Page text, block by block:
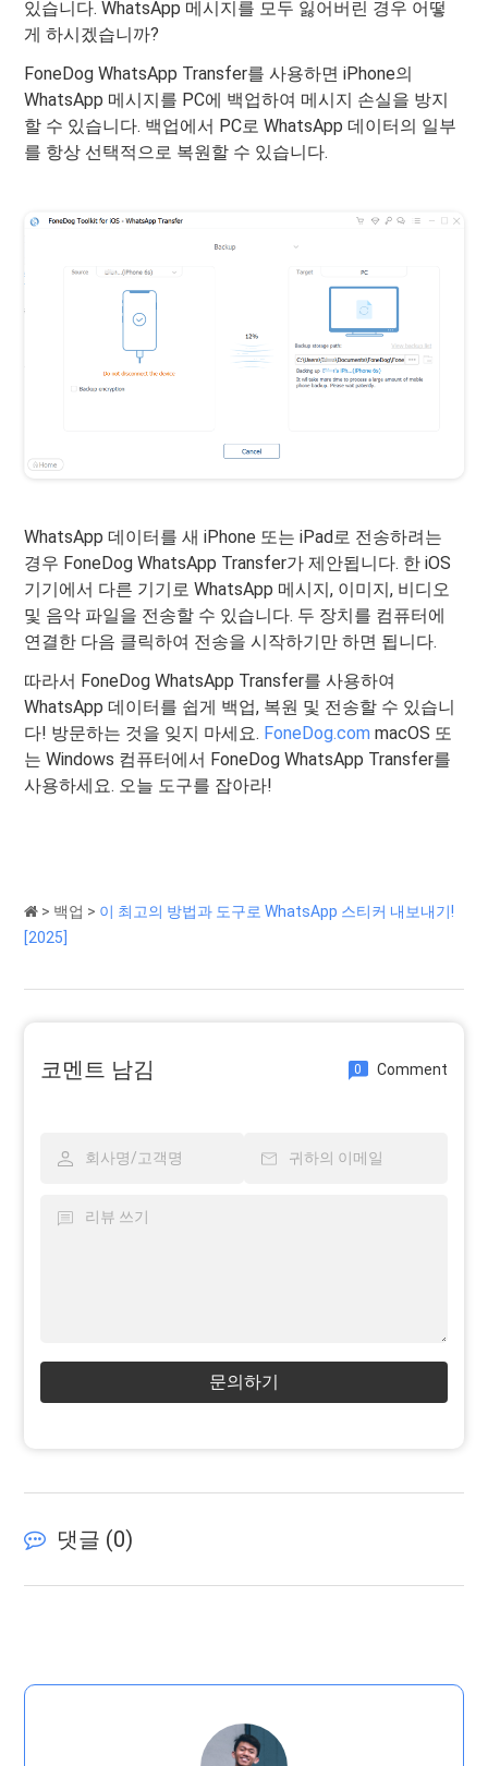
있습니다. WhatsApp 메시지를 모두 잃어버린 경우 어떻
게 하시겠습니까?
FoneDog WhatsApp Transfer를 사용하면 iPhone의
WhatsApp 메시지를 PC에 백업하여 메시지 손실을 방지
할 수 있습니다. 백업에서 PC로 WhatsApp 데이터의 일부
를 항상 선택적으로 복원할 수 있습니다.
WhatsApp 데이터를 새 iPhone 또는 iPad로 전송하려는
경우 FoneDog WhatsApp Transfer가 제안됩니다. 한 iOS
기기에서 다른 기기로 WhatsApp 메시지, 이미지, 비디오
및 음악 파일을 전송할 수 있습니다. 두 장치를 컴퓨터에
연결한 다음 클릭하여 전송을 시작하기만 하면 됩니다.
따라서 FoneDog WhatsApp Transfer를 사용하여
WhatsApp 데이터를 쉽게 백업, 복원 및 전송할 수 있습니
다! 방문하는 것을 잊지 마세요. FoneDog.com macOS 또
는 Windows 컴퓨터에서 FoneDog WhatsApp Transfer를
사용하세요. 오늘 도구를 잡아라!
> 백업 > 이 최고의 방법과 도구로 WhatsApp 스티커 내보내기!
[2025]
코멘트 남김 0 Comment
문의하기
댓글 (0)